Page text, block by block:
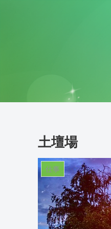
土壇場
仕事